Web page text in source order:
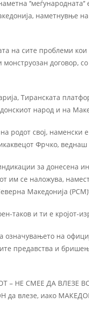
наметнувње
на сите проблеми
договор,
Тиранската
народ и на
родот свој,
Фрчко, веднаш
за донесена
им се наложува,
Македонија
таков и ти е кројот-
означувањето на
предавства и
– НЕ СМЕЕ ДА ВЛЕЗЕ
да влезе, иако